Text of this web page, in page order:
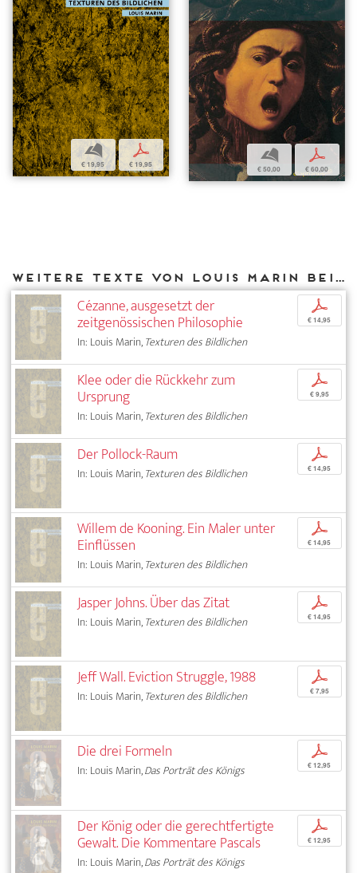
b
€ 19,95
p
€ 19,95
b
€ 50,00
p
€ 60,00
Weitere Texte von Louis Marin bei DIAPHANES
Cézanne, ausgesetzt der
zeitgenössischen Philosophie
In: Louis Marin,Texturen des Bildlichen
p
€ 14,95
Klee oder die Rückkehr zum
Ursprung
In: Louis Marin,Texturen des Bildlichen
p
€ 9,95
Der Pollock-Raum
In: Louis Marin,Texturen des Bildlichen
p
€ 14,95
Willem de Kooning. Ein Maler unter
Einflüssen
In: Louis Marin,Texturen des Bildlichen
p
€ 14,95
Jasper Johns. Über das Zitat
In: Louis Marin,Texturen des Bildlichen
p
€ 14,95
Jeff Wall. Eviction Struggle, 1988
In: Louis Marin,Texturen des Bildlichen
p
€ 7,95
Die drei Formeln
In: Louis Marin,Das Porträt des Königs
p
€ 12,95
Der König oder die gerechtfertigte
Gewalt. Die Kommentare Pascals
In: Louis Marin,Das Porträt des Königs
p
€ 12,95